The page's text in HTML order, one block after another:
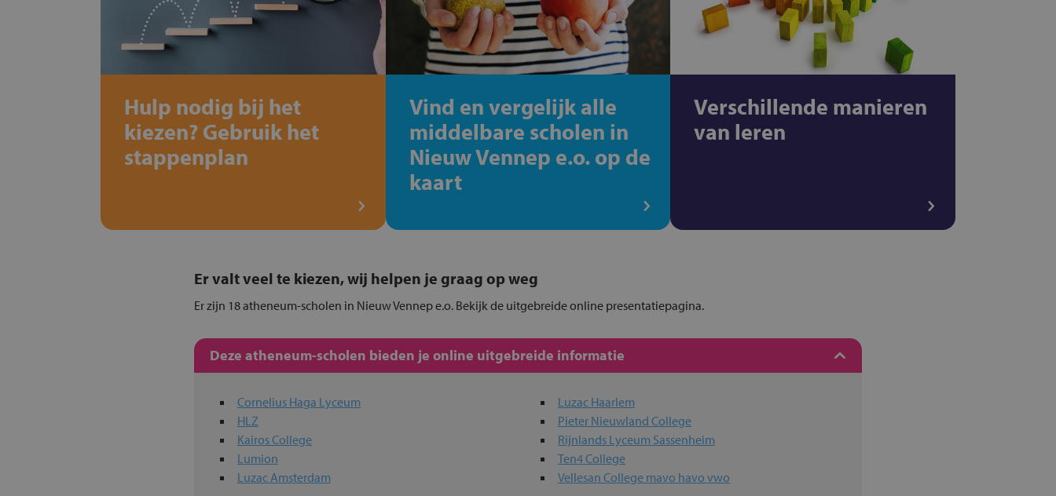
Hulp nodig bij het
kiezen? Gebruik het
stappenplan
Vind en vergelijk alle
middelbare scholen in
Nieuw Vennep e.o. op de
kaart
Verschillende manieren
van leren
Er valt veel te kiezen, wij helpen je graag op weg
Er zijn 18 atheneum-scholen in Nieuw Vennep e.o. Bekijk de uitgebreide online presentatiepagina.
Deze atheneum-scholen bieden je online uitgebreide informatie
Cornelius Haga Lyceum
HLZ
Kairos College
Lumion
Luzac Amsterdam
Luzac Haarlem
Pieter Nieuwland College
Rijnlands Lyceum Sassenheim
Ten4 College
Vellesan College mavo havo vwo